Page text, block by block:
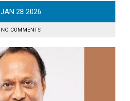
JAN 28 2026
NO COMMENTS